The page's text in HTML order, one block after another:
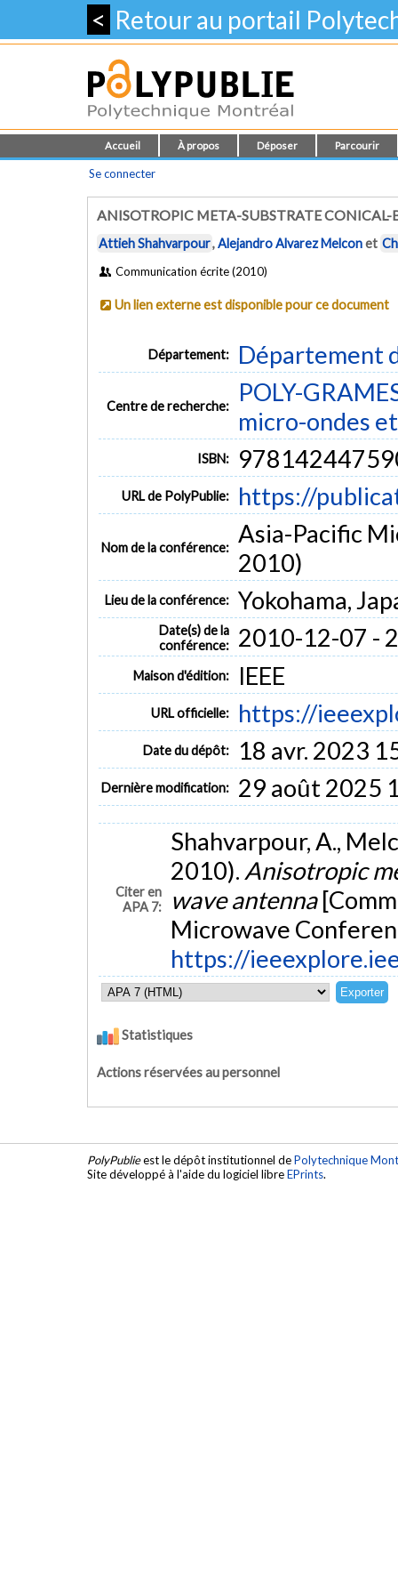
< Retour au portail
Accueil À propos Déposer Parcourir
Se connecter
ANISOTROPIC META-SUBSTRATE
Attieh Shahvarpour,Alejandro Alvarez Melconet
Communication écrite (2010)
Un lien externe est disponible pour ce document
Département: Département
Centre de recherche:
POLY-
micro-ondes
ISBN:
URL de PolyPublie: https://
Nom de la conférence: Asia-Pacific
2010)
Lieu de la conférence: Yokohama,
Date(s) de la
conférence:
2010-12-07 -
Maison d'édition: IEEE
URL officielle: https://
Date du dépôt: 18 avr. 2023
Dernière modification: 29 août 2025
Citer en
APA 7:
Shahvarpour, A.,
2010). Anisotropic
wave antenna
Microwave
https://
Statistiques
Actions réservées au personnel
PolyPublieest le dépôt institutionnel dePolytechnique
Site développé à l'aide du logiciel libreEPrints.